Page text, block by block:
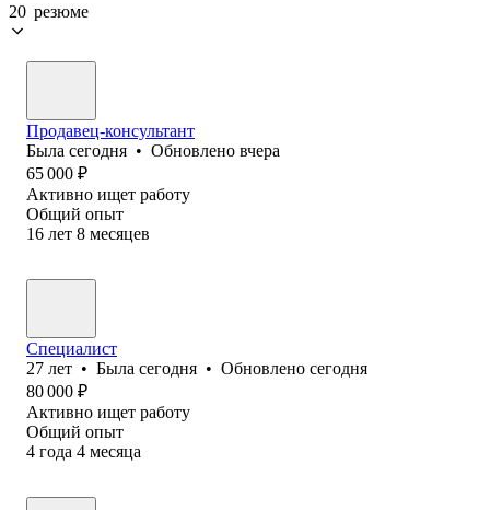
20 резюме
Продавец-консультант
Была сегодня • Обновлено вчера
65 000 ₽
Активно ищет работу
Общий опыт
16 лет 8 месяцев
Специалист
27 лет • Была сегодня • Обновлено сегодня
80 000 ₽
Активно ищет работу
Общий опыт
4 года 4 месяца